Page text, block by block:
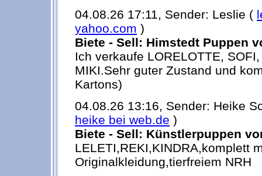
04.08.26 17:11, Sender: Leslie (
yahoo.com )
Biete - Sell: Himstedt Puppen
Ich verkaufe LORELOTTE,
MIKI.Sehr guter Zustand und
Kartons)
04.08.26 13:16, Sender: Heike
heike bei web.de )
Biete - Sell: Künstlerpuppen
LELETI,REKI,KINDRA,komplett
Originalkleidung,tierfreiem NRH